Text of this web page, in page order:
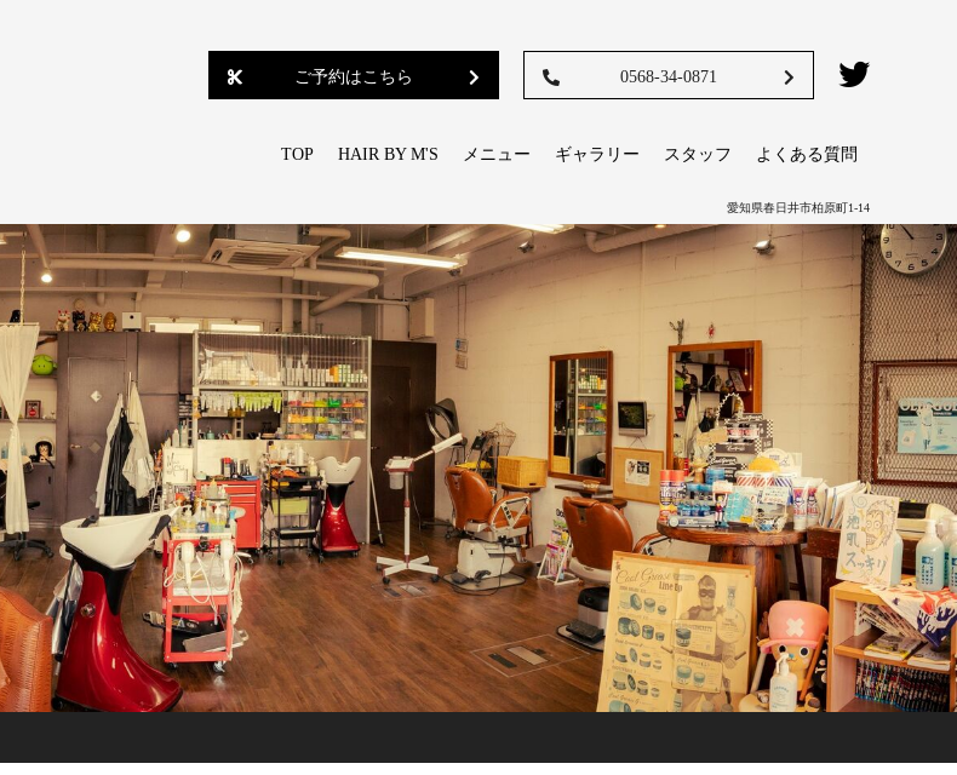
ご予約はこちら 0568-34-0871
TOP HAIR BY M'S メニュー ギャラリー スタッフ よくある質問
愛知県春日井市柏原町1-14